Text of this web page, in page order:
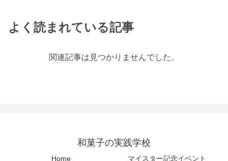
よく読まれている記事
関連記事は見つかりませんでした。
和菓子の実践学校
Home マイスター記念イベント